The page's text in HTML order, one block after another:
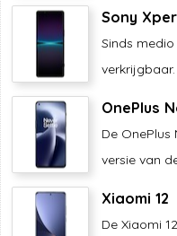
Sony
Sinds
OnePlus
De
versie van
Xiaomi 12
De Xiaomi